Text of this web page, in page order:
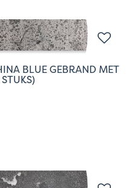
BLUE GEBRAND MET